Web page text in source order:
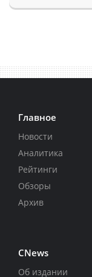
Главное
Новости
Аналитика
Рейтинги
Обзоры
Архив
CNews
Об издании